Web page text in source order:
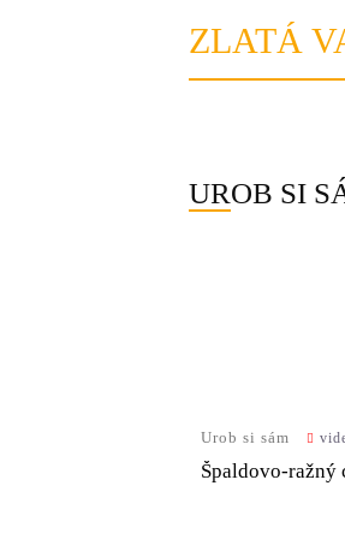
ZLATÁ
UROB SI
Urob si sám
Špaldovo-ražný